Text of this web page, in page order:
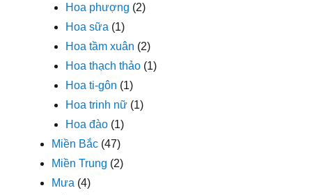
Hoa phượng (2)
Hoa sữa (1)
Hoa tầm xuân (2)
Hoa thạch thảo (1)
Hoa ti-gôn (1)
Hoa trinh nữ (1)
Hoa đào (1)
Miền Bắc (47)
Miền Trung (2)
Mưa (4)